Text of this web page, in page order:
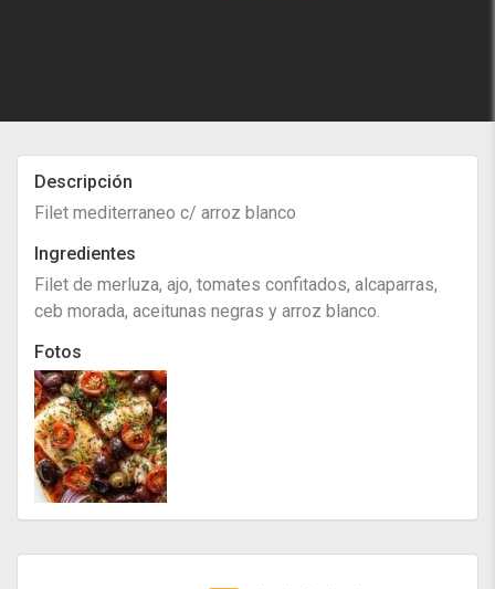
Descripción
Filet mediterraneo c/ arroz blanco
Ingredientes
Filet de merluza, ajo, tomates confitados, alcaparras,
ceb morada, aceitunas negras y arroz blanco.
Fotos